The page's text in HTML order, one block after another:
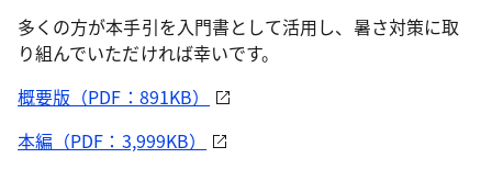
多くの方が本手引を入門書として活用し、暑さ対策に取
り組んでいただければ幸いです。
概要版（PDF：891KB）
本編（PDF：3,999KB）